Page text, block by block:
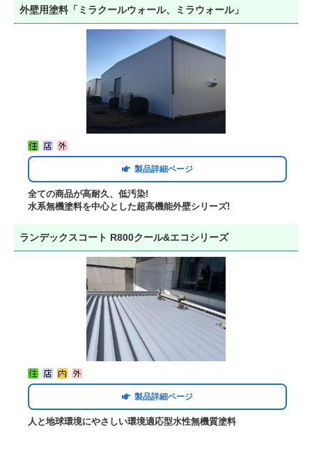
外壁用塗料「ミラクールウォール、ミラウォール」
製品詳細ページ
全ての商品が高耐久、低汚染!
水系無機塗料を中心とした超高機能外壁シリーズ!
ランデックスコート R800クール&エコシリーズ
製品詳細ページ
人と地球環境にやさしい環境適応型水性無機質塗料